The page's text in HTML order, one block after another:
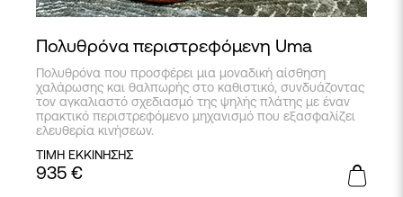
Πολυθρόνα περιστρεφόμενη Uma
Πολυθρόνα που προσφέρει μια μοναδική αίσθηση
χαλάρωσης και θαλπωρής στο καθιστικό, συνδυάζοντας
τον αγκαλιαστό σχεδιασμό της ψηλής πλάτης με έναν
πρακτικό περιστρεφόμενο μηχανισμό που εξασφαλίζει
ελευθερία κινήσεων.
ΤΙΜΗ ΕΚΚΙΝΗΣΗΣ
935 €